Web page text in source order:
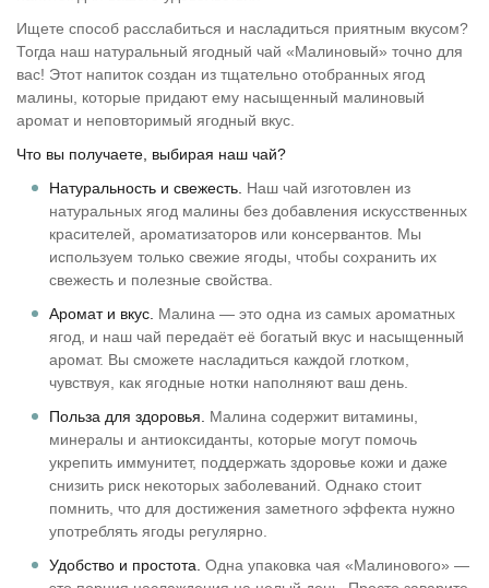
Ищете способ расслабиться и насладиться приятным вкусом?
Тогда наш натуральный ягодный чай «Малиновый» точно для
вас! Этот напиток создан из тщательно отобранных ягод
малины, которые придают ему насыщенный малиновый
аромат и неповторимый ягодный вкус.
Что вы получаете, выбирая наш чай?
Натуральность и свежесть. Наш чай изготовлен из
натуральных ягод малины без добавления искусственных
красителей, ароматизаторов или консервантов. Мы
используем только свежие ягоды, чтобы сохранить их
свежесть и полезные свойства.
Аромат и вкус. Малина — это одна из самых ароматных
ягод, и наш чай передаёт её богатый вкус и насыщенный
аромат. Вы сможете насладиться каждой глотком,
чувствуя, как ягодные нотки наполняют ваш день.
Польза для здоровья.
Малина содержит витамины,
минералы и антиоксиданты, которые могут помочь
укрепить иммунитет, поддержать здоровье кожи и даже
снизить риск некоторых заболеваний. Однако стоит
помнить, что для достижения заметного эффекта нужно
употреблять ягоды регулярно.
Удобство и простота. Одна упаковка чая «Малинового» —